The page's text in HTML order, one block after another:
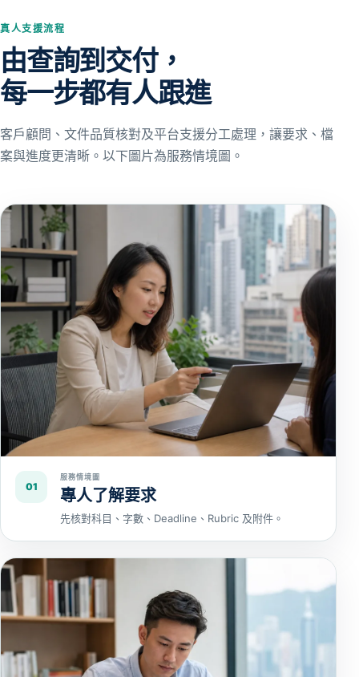
真人支援流程
由查詢到交付，
每一步都有人跟進
客戶顧問、文件品質核對及平台支援分工處理，讓要求、檔
案與進度更清晰。以下圖片為服務情境圖。
01
服務情境圖
專人了解要求
先核對科目、字數、Deadline、Rubric 及附件。